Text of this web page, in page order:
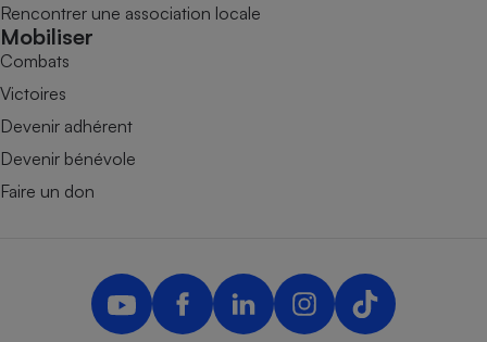
Rencontrer une association locale
Mobiliser
Combats
Victoires
Devenir adhérent
Devenir bénévole
Faire un don